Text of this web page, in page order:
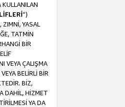
KULLANILAN
”)
ZIMNİ, YASAL
TATMİN
BİR
VEYA ÇALIŞMA
BELİRLİ BİR
BİZ,
DAHİL, HİZMET
YA DA